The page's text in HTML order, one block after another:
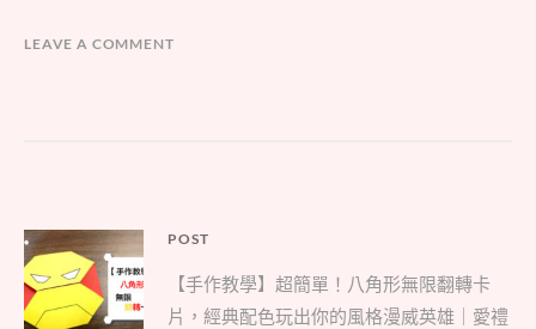
LEAVE A COMMENT
文
章
導
POST
Parent
post:
【手作教學】超簡單！八角形無限翻轉卡
片，經典配色玩出你的風格漫威英雄｜愛禮